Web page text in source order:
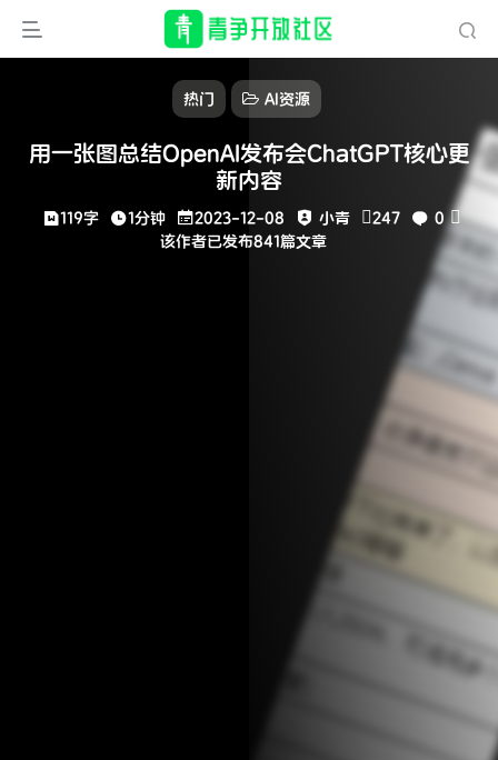
热门 AI资源
用一张图总结OpenAI发布会ChatGPT核心更
新内容
119字 1分钟 2023-12-08 小青 247
0
该作者已发布841篇文章